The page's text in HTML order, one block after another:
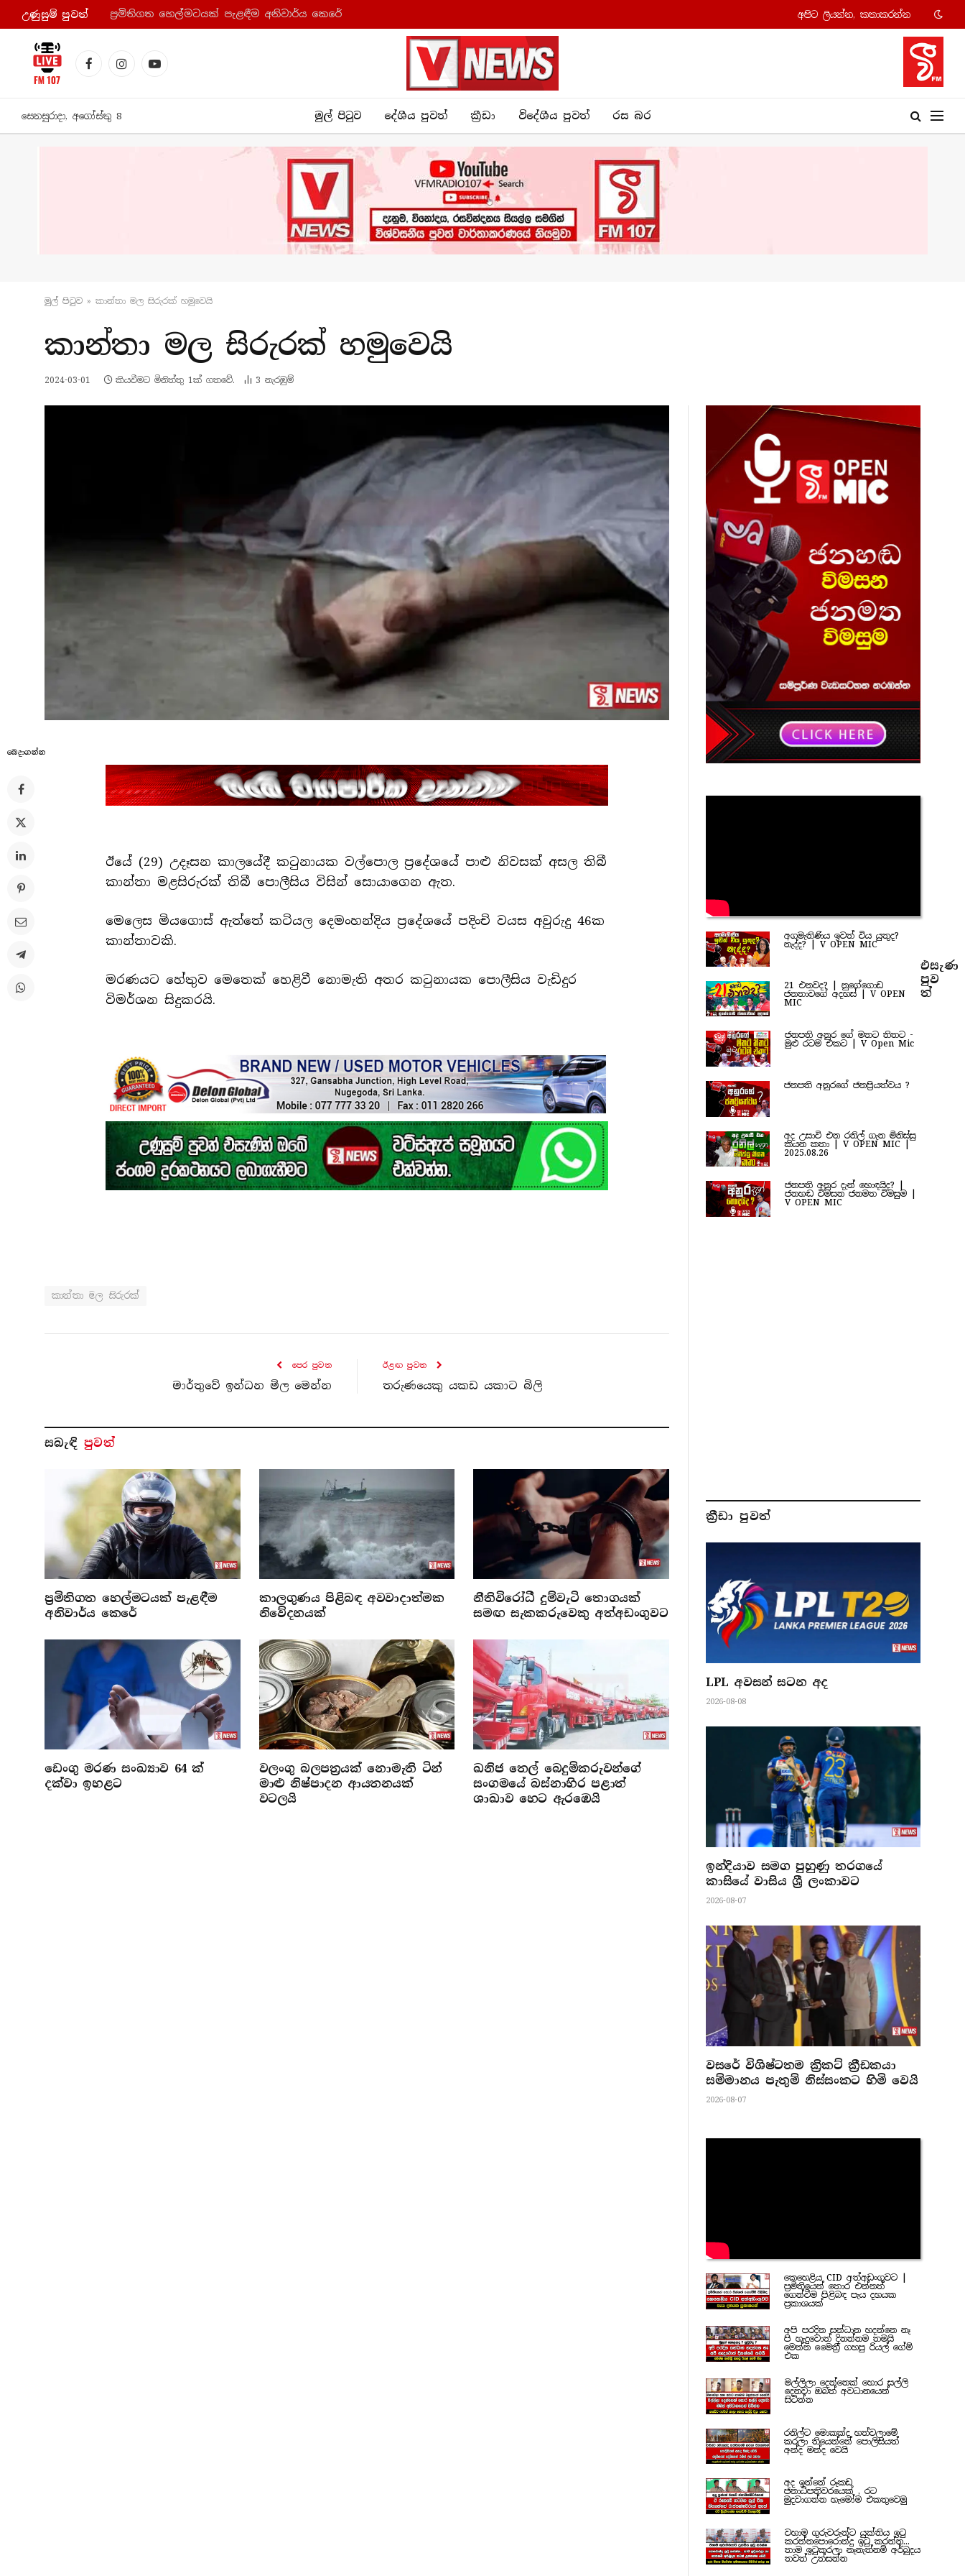
උණුසුම් පුව​ත් ප්‍රමිතිගත හෙල්මටයක් පැළඳීම අනිවාර්ය කෙරේ අපි​ට ලියන්න, කතාකරන්​න
FacebookInstagramYouTube
සෙනසුරාදා, අගෝස්තු 8 මුල් පිටුව දේශීය පුව​ත් ක්‍රී​ඩා විදේශීය පුවත් රස බ​ර
මුල් පිටු​ව » කාන්තා මල සිරුරක් හමුවෙයි
කාන්තා මල සිරුරක් හමුවෙයි
2024-03-01 කියවීමට මිනිත්තු 1ක් ගතවේ. 3 නැරඹු​ම්
බෙදාගන්​න
ඊයේ (29) උදෑසන කාලයේදී කටුනායක වල්පොල ප්‍රදේශයේ පාළු නිවසක් අසල තිබී
කාන්තා මළසිරුරක් තිබී පොලීසිය විසින් සොයාගෙන ඇත.
මෙලෙස මියගොස් ඇත්තේ කටියල දෙමංහන්දිය ප්‍රදේශයේ පදිංචි වයස අවුරුදු 46ක
කාන්තාවකි.
මරණයට හේතුව මෙතෙක් හෙළිවී නොමැති අතර කටුනායක පොලීසිය වැඩිදුර
විමර්ශන සිදුකරයි.
කාන්තා මල සිරුරක්
පෙර පුව​ත
මාර්තුවේ ඉන්ධන මිල මෙන්න
ඊළඟ පුව​ත
තරුණයෙකු යකඩ යකාට බිලි
සබැ​ඳි පුවත්
ප්‍රමිතිගත හෙල්මටයක් පැළඳීම
අනිවාර්ය කෙරේ
කාලගුණය පිළිබඳ අවවාදාත්මක
නිවේදනයක්
නීතිවිරෝධී දුම්වැටි තොගයක්
සමඟ සැකකරුවෙකු අත්අඩංගුවට
ඩෙංගු මරණ සංඛ්‍යාව 64 ක්
දක්වා ඉහළට
වලංගු බලපත්‍රයක් නොමැති ටින්
මාළු නිෂ්පාදන ආයතනයක්
වටලයි
ඛනිජ තෙල් බෙදුම්කරුවන්ගේ
සංගමයේ බස්නාහිර පළාත්
ශාඛාව හෙට ඇරඹෙයි
අගමැතිණිය ඉවත් විය යුතුද?
නැද්ද? | V OPEN MIC
21 එනවද? | නුගේගොඩ
ජනතාවගේ අදහස් | V OPEN
MIC
ජනපති අනුර ගේ මතට තිතට -
මුළු රටම එකට | V Open Mic
ජනපති අනුරගේ ජනප්‍රියත්වය ?
අද උසාවි එන රනිල් ගැන මිනිස්සු
කියන කතා | V OPEN MIC |
2025.08.26
ජනපති අනුර දැන් හොඳයිද? |
ජනහඬ විමසන ජනමත විමසුම |
V OPEN MIC
එසැණ
පුව​
ත්
ක්‍රීඩා පුවත්
LPL අවසන් සටන අද
2026-08-08
ඉන්දියාව සමග පුහුණු තරගයේ
කාසියේ වාසිය ශ්‍රී ලංකාවට
2026-08-07
වසරේ විශිෂ්ටතම ක්‍රිකට් ක්‍රීඩකයා
සම්මානය පැතුම් නිස්සංකට හිමි වෙයි
2026-08-07
කෙහෙළිය CID අත්අඩංගුවට |
ප්‍රමිතියෙන් තොර එන්නත්
ගෙන්වීම පිළිබඳ පැය දහයක
ප්‍රකාශයක්
අපි පරදින සන්ධාන හදන්නෙ නෑ
පි හැදුවොත් දිනන්නම තමයි
මෙන්න මෛත්‍රී ගහපු රියල් ගේම්
එක
මල්ලිලා දෙන්නෙක් හොර සල්ලි
දෙනවා ඔබත් අවධානයෙන්
සිටින්න
රනිල්ට මොකක්ද හත්වලාමේ
කරලා තියෙන්නේ පොලිසියත්
අන්ද මන්ද වෙයි
අද ඉන්නේ රූකඩ
ජනාධිපතිවරයෙක් , රට
මුදවාගන්න හැමෝම එකතුවෙමු
වහාම ගුරුවරුන්ට යුක්තිය ඉටු
කරන්නපොරොන්දු ඉටු කරන්න...
තාම ඉටුකරලා නෑනැත්නම් අර්බුදය
තවත් උත්සන්න